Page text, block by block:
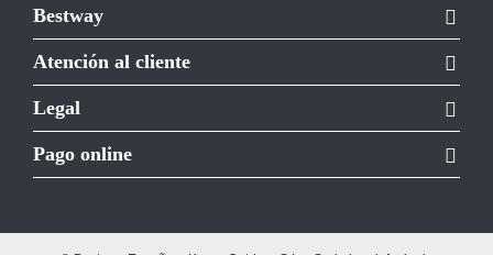
Bestway
Atención al cliente
Legal
Pago online